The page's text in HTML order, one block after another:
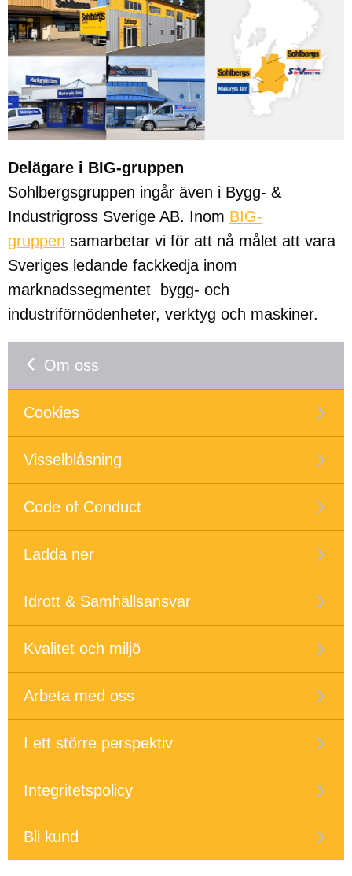
Delägare i BIG-gruppen
Sohlbergsgruppen ingår även i Bygg- &
Industrigross Sverige AB. Inom BIG-
gruppen samarbetar vi för att nå målet att vara
Sveriges ledande fackkedja inom
marknadssegmentet bygg- och
industriförnödenheter, verktyg och maskiner.
Om oss
Cookies
Visselblåsning
Code of Conduct
Ladda ner
Idrott & Samhällsansvar
Kvalitet och miljö
Arbeta med oss
I ett större perspektiv
Integritetspolicy
Bli kund